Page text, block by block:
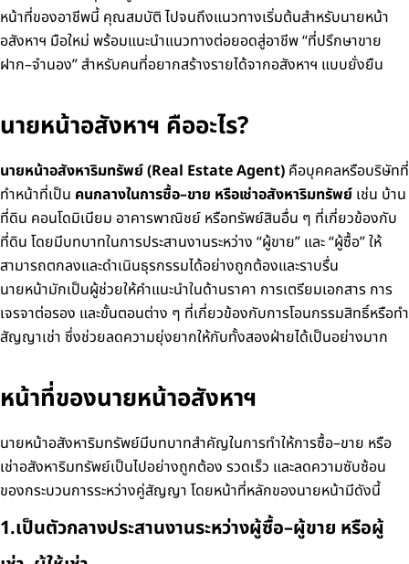
หน้าที่ของอาชีพนี้ คุณสมบัติ ไปจนถึงแนวทางเริ่มต้นสำหรับนายหน้า
อสังหาฯ มือใหม่ พร้อมแนะนำแนวทางต่อยอดสู่อาชีพ “ที่ปรึกษาขาย
ฝาก–จำนอง” สำหรับคนที่อยากสร้างรายได้จากอสังหาฯ แบบยั่งยืน
นายหน้าอสังหาฯ คืออะไร?
นายหน้าอสังหาริมทรัพย์ (Real Estate Agent) คือบุคคลหรือบริษัทที่
ทำหน้าที่เป็น คนกลางในการซื้อ–ขาย หรือเช่าอสังหาริมทรัพย์ เช่น บ้าน
ที่ดิน คอนโดมิเนียม อาคารพาณิชย์ หรือทรัพย์สินอื่น ๆ ที่เกี่ยวข้องกับ
ที่ดิน โดยมีบทบาทในการประสานงานระหว่าง “ผู้ขาย” และ “ผู้ซื้อ” ให้
สามารถตกลงและดำเนินธุรกรรมได้อย่างถูกต้องและราบรื่น
นายหน้ามักเป็นผู้ช่วยให้คำแนะนำในด้านราคา การเตรียมเอกสาร การ
เจรจาต่อรอง และขั้นตอนต่าง ๆ ที่เกี่ยวข้องกับการโอนกรรมสิทธิ์หรือทำ
สัญญาเช่า ซึ่งช่วยลดความยุ่งยากให้กับทั้งสองฝ่ายได้เป็นอย่างมาก
หน้าที่ของนายหน้าอสังหาฯ
นายหน้าอสังหาริมทรัพย์มีบทบาทสำคัญในการทำให้การซื้อ–ขาย หรือ
เช่าอสังหาริมทรัพย์เป็นไปอย่างถูกต้อง รวดเร็ว และลดความซับซ้อน
ของกระบวนการระหว่างคู่สัญญา โดยหน้าที่หลักของนายหน้ามีดังนี้
1.เป็นตัวกลางประสานงานระหว่างผู้ซื้อ–ผู้ขาย หรือผู้